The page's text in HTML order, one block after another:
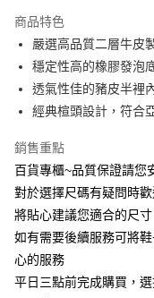
街口支付
運送方式
宅配
商品特色
嚴選高品質二層牛皮
穩定性高的橡膠發泡
透氣性佳的豬皮半裡
經典楦頭設計，符合
銷售重點
百貨專櫃~品質保證請您
對於選擇尺碼有疑問時
將貼心建議您適合的尺
如有需要後續服務可將
心的服務
平日三點前完成購買，